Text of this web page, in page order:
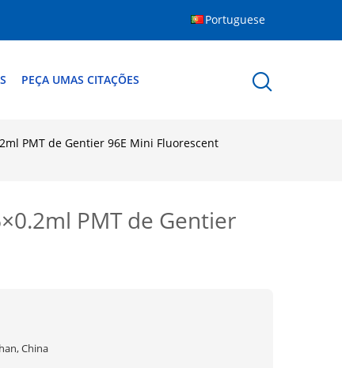
Portuguese
PEÇA UMAS CITAÇÕES
PMT de Gentier 96E Mini Fluorescent
PMT de Gentier
China